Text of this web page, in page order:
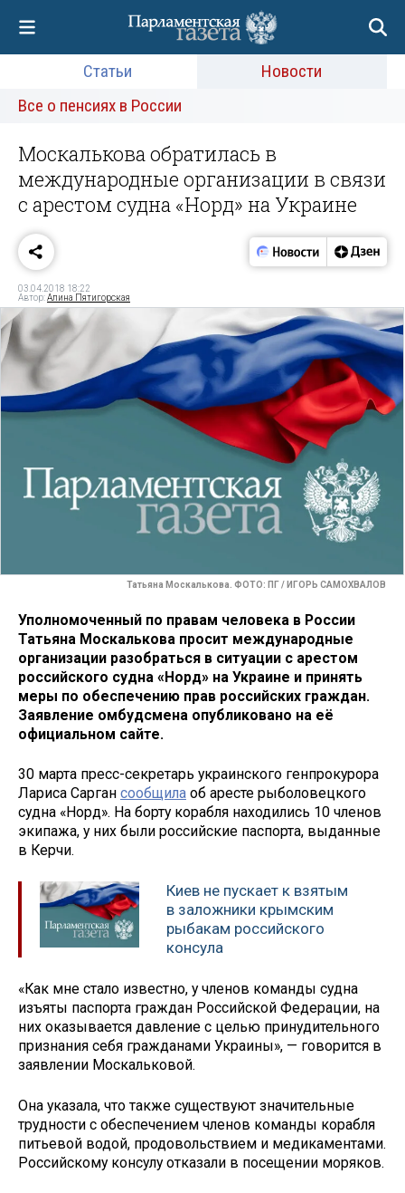
Статьи
Новости
Все о пенсиях в России
Москалькова обратилась в
международные организации в связи
с арестом судна «Норд» на Украине
03.04.2018 18:22
Автор:Алина Пятигорская
Татьяна Москалькова. ФОТО: ПГ / ИГОРЬ САМОХВАЛОВ
Уполномоченный по правам человека в России
Татьяна Москалькова просит международные
организации разобраться в ситуации с арестом
российского судна «Норд» на Украине и принять
меры по обеспечению прав российских граждан.
Заявление омбудсмена опубликовано на её
официальном сайте.
30 марта пресс-секретарь украинского генпрокурора
Лариса Сарган сообщила об аресте рыболовецкого
судна «Норд». На борту корабля находились 10 членов
экипажа, у них были российские паспорта, выданные
в Керчи.
Киев не пускает к взятым
в заложники крымским
рыбакам российского
консула
«Как мне стало известно, у членов команды судна
изъяты паспорта граждан Российской Федерации, на
них оказывается давление с целью принудительного
признания себя гражданами Украины», — говорится в
заявлении Москальковой.
Она указала, что также существуют значительные
трудности с обеспечением членов команды корабля
питьевой водой, продовольствием и медикаментами.
Российскому консулу отказали в посещении моряков.